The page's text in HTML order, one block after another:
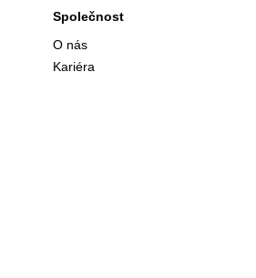
Společnost
O nás
Kariéra